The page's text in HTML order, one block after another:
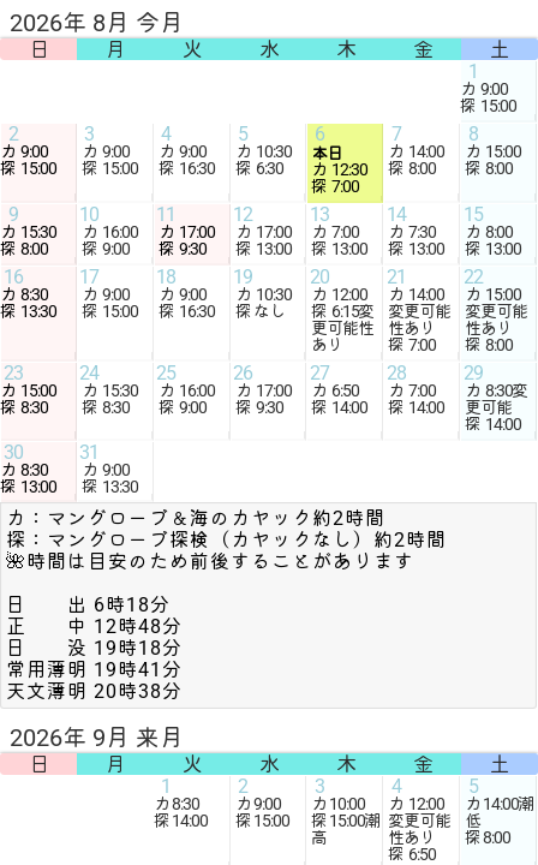
1
カ8:30
探 14:00
2
カ9:00
探 15:00
3
カ 10:00
探 15:00潮
高
4
カ 12:00
変更可能
性あり
探 6:50
5
カ 14:00潮
低
探8:00
2026年 9月 来月
日 月 火 水 木 金 土
1
カ 9:00
探 15:00
2
カ 9:00
探 15:00
3
カ 9:00
探 15:00
4
カ 9:00
探 16:30
5
カ 10:30
探 6:30
6
本日
カ 12:30
探 7:00
7
カ 14:00
探 8:00
8
カ 15:00
探 8:00
9
カ 15:30
探 8:00
10
カ 16:00
探 9:00
11
カ 17:00
探 9:30
12
カ 17:00
探 13:00
13
カ 7:00
探 13:00
14
カ 7:30
探 13:00
15
カ 8:00
探 13:00
16
カ 8:30
探 13:30
17
カ 9:00
探 15:00
18
カ 9:00
探 16:30
19
カ 10:30
探 なし
20
カ 12:00
探 6:15変
更可能性
あり
21
カ 14:00
変更可能
性あり
探 7:00
22
カ 15:00
変更可能
性あり
探 8:00
23
カ 15:00
探 8:30
24
カ 15:30
探 8:30
25
カ 16:00
探 9:00
26
カ 17:00
探 9:30
27
カ 6:50
探 14:00
28
カ 7:00
探 14:00
29
カ 8:30変
更可能
探 14:00
30
カ 8:30
探 13:00
31
カ 9:00
探 13:30
カ：マングローブ＆海のカヤック約2時間
探：マングローブ探検（カヤックなし）約2時間
🌺時間は目安のため前後することがあります
日 出 6時18分
正 中 12時48分
日 没 19時18分
常用薄明 19時41分
天文薄明 20時38分
2026年 8月 今月
日 月 火 水 木 金 土